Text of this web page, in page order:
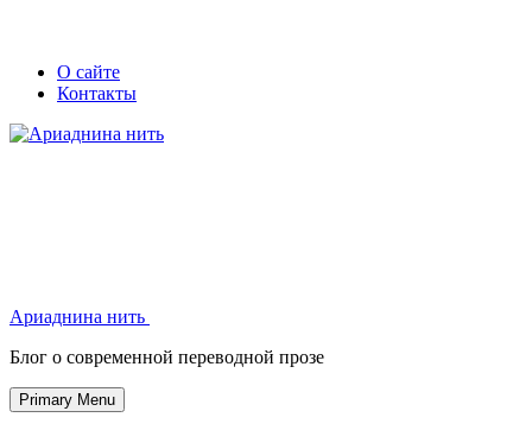
Skip
Secondary
left
navigation
Secondary
right
navigation
О сайте
Контакты
Ариаднина нить
Блог о современной переводной прозе
Primary Menu